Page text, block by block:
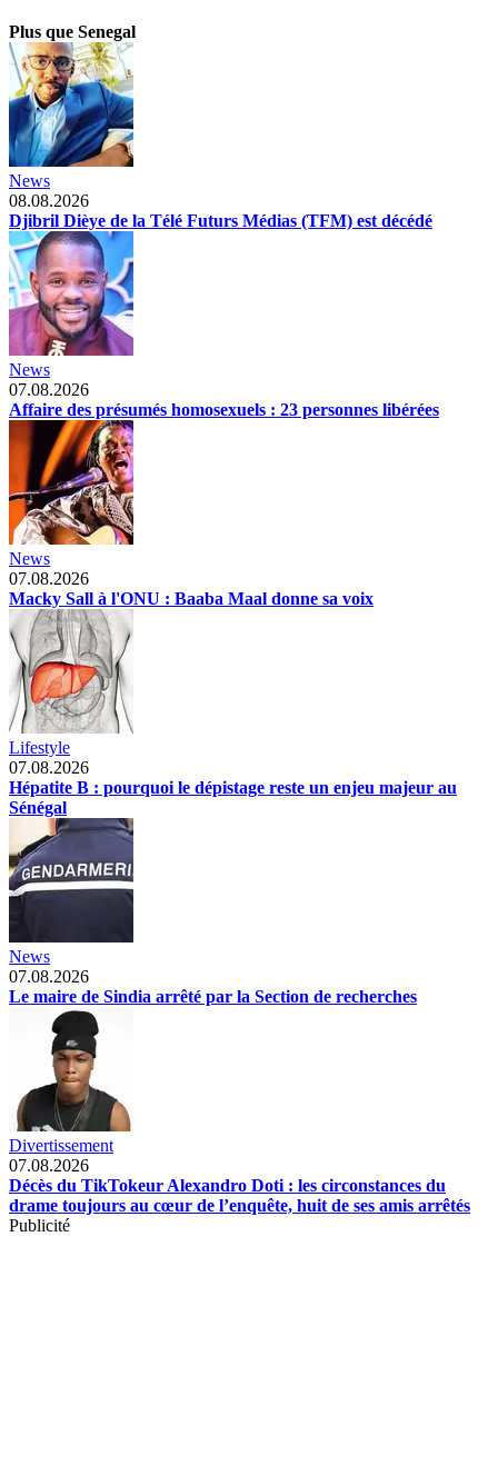
Plus que Senegal
News
08.08.2026
Djibril Dièye de la Télé Futurs Médias (TFM) est décédé
News
07.08.2026
Affaire des présumés homosexuels : 23 personnes libérées
News
07.08.2026
Macky Sall à l'ONU : Baaba Maal donne sa voix
Lifestyle
07.08.2026
Hépatite B : pourquoi le dépistage reste un enjeu majeur au
Sénégal
News
07.08.2026
Le maire de Sindia arrêté par la Section de recherches
Divertissement
07.08.2026
Décès du TikTokeur Alexandro Doti : les circonstances du
drame toujours au cœur de l’enquête, huit de ses amis arrêtés
Publicité